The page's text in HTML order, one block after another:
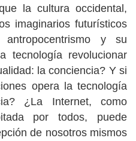
la cultura occidental,
imaginarios futurísticos
y su
tecnología revolucionar
la conciencia? Y si
opera la tecnología
¿La Internet, como
por todos, puede
de nosotros mismos